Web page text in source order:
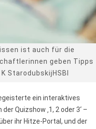
ist auch für die
geben Tipps
K StarodubskijHSBI
ein interaktives
Quizshow ‚1, 2 oder 3‘ –
ihr Hitze-Portal, und der